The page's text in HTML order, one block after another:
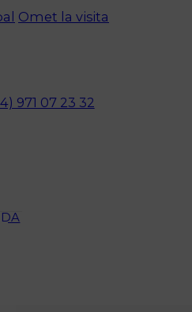
Omet la visita
971 07 23 32